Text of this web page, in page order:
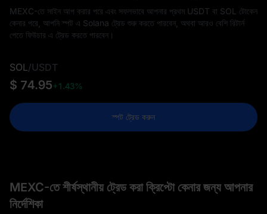
MEXC-তে সাইন আপ করার পরে এবং সফলভাবে আপনার প্রথম USDT বা SOL টোকেন
কেনার পরে, আপনি স্পট এ Solana ট্রেড শুরু করতে পারবেন, অথবা আরও বেশি রিটার্ন
পেতে ফিউচার এ ট্রেড করতে পারবেন।
SOL /USDT
$ 74.95+1.43%
স্পট ট্রেড করুন
MEXC-তে শীর্ষস্থানীয় ট্রেড করা ক্রিপ্টো কেনার জন্য আপনার
নির্দেশিকা